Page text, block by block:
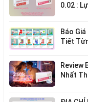
0.02 :
Báo
Tiết
Review
Nhất